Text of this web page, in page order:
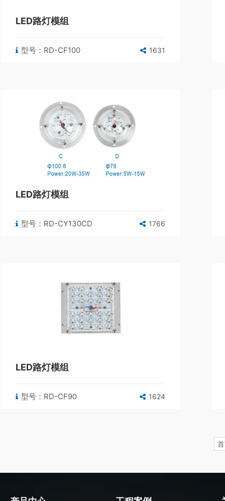
LED路灯模组
型号：RD-CF100 1631
LED路灯模组
型号：RD-CY130CD 1766
LED路灯模组
型号：RD-CF90 1624